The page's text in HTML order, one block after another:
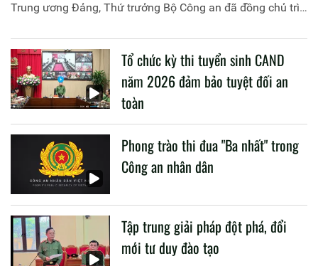
Trung ương Đảng, Thứ trưởng Bộ Công an đã đồng chủ trì
liên quan đến công tác giáo dục và đào tạo của lực lượng
CAND.
Tổ chức kỳ thi tuyển sinh CAND
năm 2026 đảm bảo tuyệt đối an
toàn
Phong trào thi đua "Ba nhất" trong
Công an nhân dân
Tập trung giải pháp đột phá, đổi
mới tư duy đào tạo